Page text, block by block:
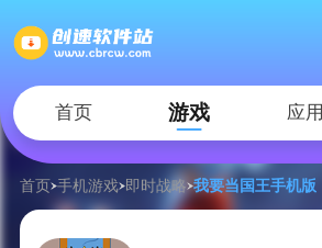
首页 游戏 应用
首页 手机游戏 即时战略 我要当国王手机版